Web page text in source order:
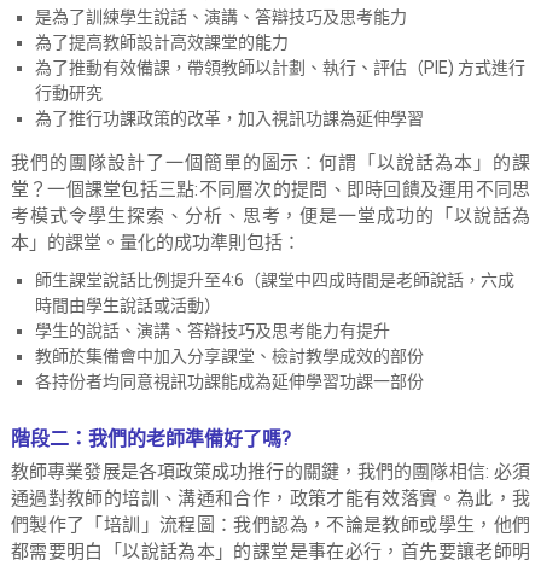
是為了訓練學生說話、演講、答辯技巧及思考能力
為了提高教師設計高效課堂的能力
為了推動有效備課，帶領教師以計劃、執行、評估（PIE) 方式進行
行動研究
為了推行功課政策的改革，加入視訊功課為延伸學習
我們的團隊設計了一個簡單的圖示：何謂「以說話為本」的課
堂？一個課堂包括三點:不同層次的提問、即時回饋及運用不同思
考模式令學生探索、分析、思考，便是一堂成功的「以說話為
本」的課堂。量化的成功準則包括：
師生課堂說話比例提升至4:6（課堂中四成時間是老師說話，六成
時間由學生說話或活動）
學生的說話、演講、答辯技巧及思考能力有提升
教師於集備會中加入分享課堂、檢討教學成效的部份
各持份者均同意視訊功課能成為延伸學習功課一部份
階段二：我們的老師準備好了嗎?
教師專業發展是各項政策成功推行的關鍵，我們的團隊相信: 必須
通過對教師的培訓、溝通和合作，政策才能有效落實。為此，我
們製作了「培訓」流程圖：我們認為，不論是教師或學生，他們
都需要明白「以說話為本」的課堂是事在必行，首先要讓老師明